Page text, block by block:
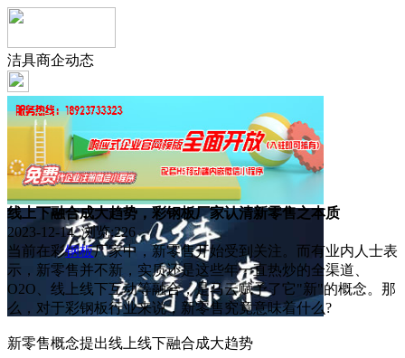
洁具商企动态
线上下融合成大趋势，彩钢板厂家认清新零售之本质
2023-12-14 浏览:226
当前在彩钢板厂家中，新零售开始受到关注。而有业内人士表
示，新零售并不新，实质还是这些年一直热炒的全渠道、
O2O、线上线下互动等融合，是马云赋予了它"新"的概念。那
么，对于彩钢板行业来说，新零售究竟意味着什么?
新零售概念提出线上线下融合成大趋势